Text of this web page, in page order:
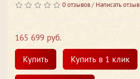
0 отзывов/ Написать отзыв
165 699 руб.
Купить
Купить в 1 клик